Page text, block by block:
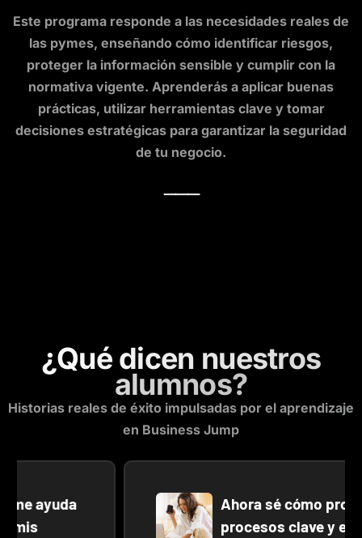
Este programa responde a las necesidades reales de
las pymes, enseñando cómo identificar riesgos,
proteger la información sensible y cumplir con la
normativa vigente. Aprenderás a aplicar buenas
prácticas, utilizar herramientas clave y tomar
decisiones estratégicas para garantizar la seguridad
de tu negocio.
⸻
¿Qué dicen nuestros
alumnos?
Historias reales de éxito impulsadas por el aprendizaje
en Business Jump
Ahora sé cómo proteger
procesos clave y evitar